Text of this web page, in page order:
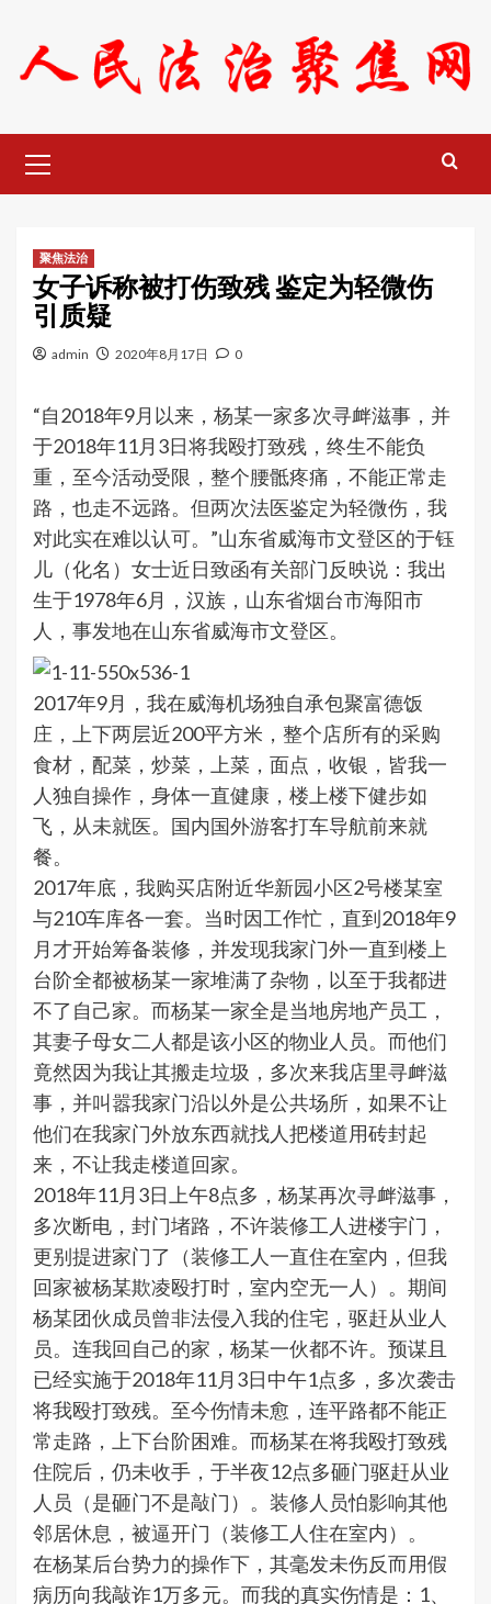
content
Menu
聚焦法治
女子诉称被打伤致残 鉴定为轻微伤
引质疑
admin 2020年8月17日 0
“自2018年9月以来，杨某一家多次寻衅滋事，并
于2018年11月3日将我殴打致残，终生不能负
重，至今活动受限，整个腰骶疼痛，不能正常走
路，也走不远路。但两次法医鉴定为轻微伤，我
对此实在难以认可。”山东省威海市文登区的于钰
儿（化名）女士近日致函有关部门反映说：我出
生于1978年6月，汉族，山东省烟台市海阳市
人，事发地在山东省威海市文登区。
2017年9月，我在威海机场独自承包聚富德饭
庄，上下两层近200平方米，整个店所有的采购
食材，配菜，炒菜，上菜，面点，收银，皆我一
人独自操作，身体一直健康，楼上楼下健步如
飞，从未就医。国内国外游客打车导航前来就
餐。
2017年底，我购买店附近华新园小区2号楼某室
与210车库各一套。当时因工作忙，直到2018年9
月才开始筹备装修，并发现我家门外一直到楼上
台阶全都被杨某一家堆满了杂物，以至于我都进
不了自己家。而杨某一家全是当地房地产员工，
其妻子母女二人都是该小区的物业人员。而他们
竟然因为我让其搬走垃圾，多次来我店里寻衅滋
事，并叫嚣我家门沿以外是公共场所，如果不让
他们在我家门外放东西就找人把楼道用砖封起
来，不让我走楼道回家。
2018年11月3日上午8点多，杨某再次寻衅滋事，
多次断电，封门堵路，不许装修工人进楼宇门，
更别提进家门了（装修工人一直住在室内，但我
回家被杨某欺凌殴打时，室内空无一人）。期间
杨某团伙成员曾非法侵入我的住宅，驱赶从业人
员。连我回自己的家，杨某一伙都不许。预谋且
已经实施于2018年11月3日中午1点多，多次袭击
将我殴打致残。至今伤情未愈，连平路都不能正
常走路，上下台阶困难。而杨某在将我殴打致残
住院后，仍未收手，于半夜12点多砸门驱赶从业
人员（是砸门不是敲门）。装修人员怕影响其他
邻居休息，被逼开门（装修工人住在室内）。
在杨某后台势力的操作下，其毫发未伤反而用假
病历向我敲诈1万多元。而我的真实伤情是：1、